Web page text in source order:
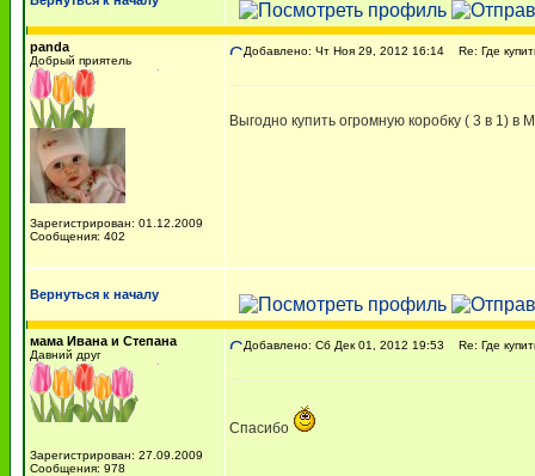
panda
Добрый приятель
Зарегистрирован: 01.12.2009
Сообщения: 402
Добавлено: Чт Ноя 29, 2012 16:14 Re: Где
Выгодно купить огромную коробку ( 3 в 1)
Вернуться к началу
мама Ивана и Степана
Давний друг
Зарегистрирован: 27.09.2009
Сообщения: 978
Добавлено: Сб Дек 01, 2012 19:53 Re: Где
Спасибо